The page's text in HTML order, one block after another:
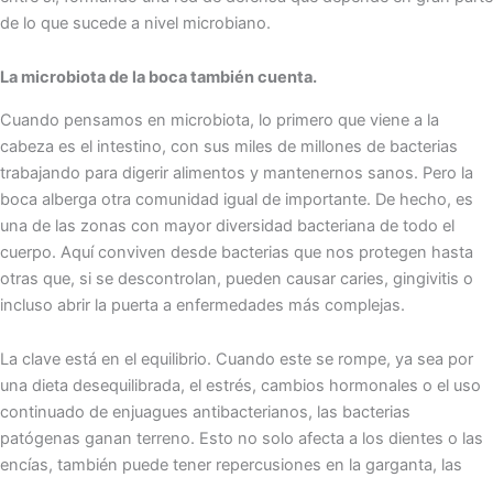
de lo que sucede a nivel microbiano.
La microbiota de la boca también cuenta.
Cuando pensamos en microbiota, lo primero que viene a la
cabeza es el intestino, con sus miles de millones de bacterias
trabajando para digerir alimentos y mantenernos sanos. Pero la
boca alberga otra comunidad igual de importante. De hecho, es
una de las zonas con mayor diversidad bacteriana de todo el
cuerpo. Aquí conviven desde bacterias que nos protegen hasta
otras que, si se descontrolan, pueden causar caries, gingivitis o
incluso abrir la puerta a enfermedades más complejas.
La clave está en el equilibrio. Cuando este se rompe, ya sea por
una dieta desequilibrada, el estrés, cambios hormonales o el uso
continuado de enjuagues antibacterianos, las bacterias
patógenas ganan terreno. Esto no solo afecta a los dientes o las
encías, también puede tener repercusiones en la garganta, las